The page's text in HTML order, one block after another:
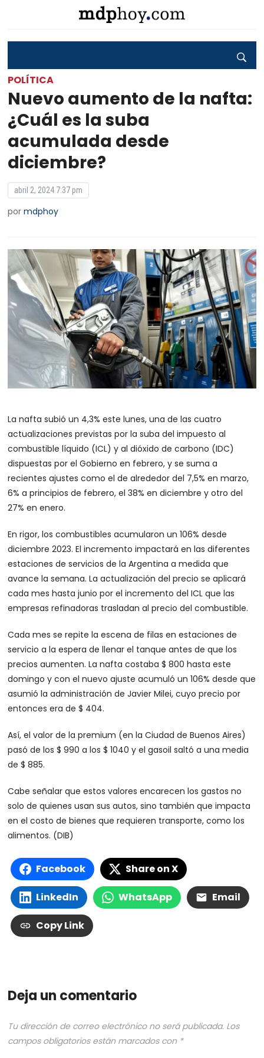
POLÍTICA
Nuevo aumento de la nafta:
¿Cuál es la suba
acumulada desde
diciembre?
abril 2, 2024 7:37 pm
pormdphoy
La nafta subió un 4,3% este lunes, una de las cuatro
actualizaciones previstas por la suba del impuesto al
combustible líquido (ICL) y al dióxido de carbono (IDC)
dispuestas por el Gobierno en febrero, y se suma a
recientes ajustes como el de alrededor del 7,5% en marzo,
6% a principios de febrero, el 38% en diciembre y otro del
27% en enero.
En rigor, los combustibles acumularon un 106% desde
diciembre 2023. El incremento impactará en las diferentes
estaciones de servicios de la Argentina a medida que
avance la semana. La actualización del precio se aplicará
cada mes hasta junio por el incremento del ICL que las
empresas refinadoras trasladan al precio del combustible.
Cada mes se repite la escena de filas en estaciones de
servicio a la espera de llenar el tanque antes de que los
precios aumenten. La nafta costaba $ 800 hasta este
domingo y con el nuevo ajuste acumuló un 106% desde que
asumió la administración de Javier Milei, cuyo precio por
entonces era de $ 404.
Así, el valor de la premium (en la Ciudad de Buenos Aires)
pasó de los $ 990 a los $ 1040 y el gasoil saltó a una media
de $ 885.
Cabe señalar que estos valores encarecen los gastos no
solo de quienes usan sus autos, sino también que impacta
en el costo de bienes que requieren transporte, como los
alimentos. (DIB)
Facebook Share on X
LinkedIn WhatsApp Email
Copy Link
Deja un comentario
Tu dirección de correo electrónico no será publicada. Los
campos obligatorios están marcados con *